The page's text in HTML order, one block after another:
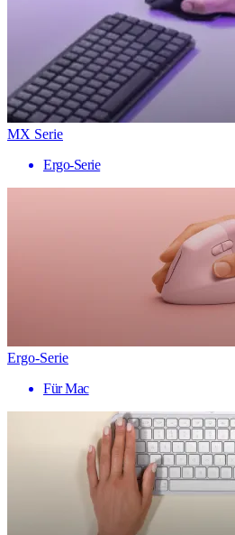
MX Serie
Ergo-Serie
Ergo-Serie
Für Mac